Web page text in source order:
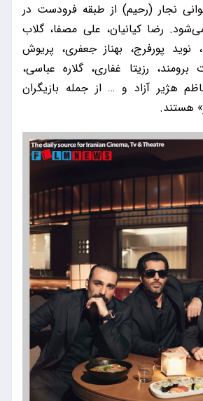
نجار (رحیم) از طبقه فرودست در
می‌شود. رضا کیانیان، علی مصفا، گلاب
نوید پورفرج، بهناز جعفری، پریوش
برومند، رزیتا غفاری، گلاره عباسی،
هژیر آزاد و … از جمله بازیگران
هستند.